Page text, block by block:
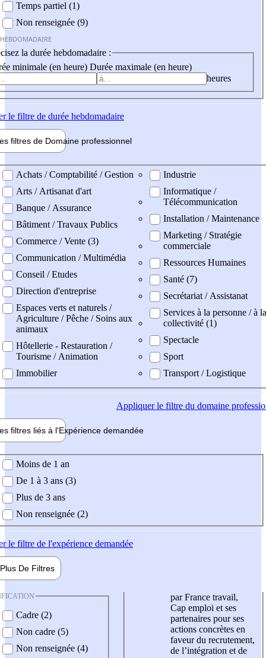
Temps partiel (1)
Non renseignée (9)
la durée hebdomadaire :
minimale (en heure) Durée maximale (en heure)
heures
le filtre de durée hebdomadaire
filtres de Domaine professionnel
professionel
Achats / Comptabilité / Gestion
Arts / Artisanat d'art
Banque / Assurance
Bâtiment / Travaux Publics
Commerce / Vente (3)
Communication / Multimédia
Conseil / Etudes
Direction d'entreprise
Espaces verts et naturels /
Agriculture / Pêche / Soins aux
animaux
Hôtellerie - Restauration /
Tourisme / Animation
Immobilier
Industrie
Informatique /
Télécommunication
Installation / Maintenance
Marketing / Stratégie
commerciale
Ressources Humaines
Santé (7)
Secrétariat / Assistanat
Services à la personne / à la
collectivité (1)
Spectacle
Sport
Transport / Logistique
Appliquerle filtre du domaine
filtres liés à l'Expérience demandée
demandée
Moins de 1 an
De 1 à 3 ans (3)
Plus de 3 ans
Non renseignée (2)
le filtre de l'expérience demandée
Plus De Filtres
Cadre (2)
Non cadre (5)
Non renseignée (4)
par France travail,
Cap emploi et ses
partenaires pour ses
actions concrètes en
faveur du recrutement,
de l’intégration et de